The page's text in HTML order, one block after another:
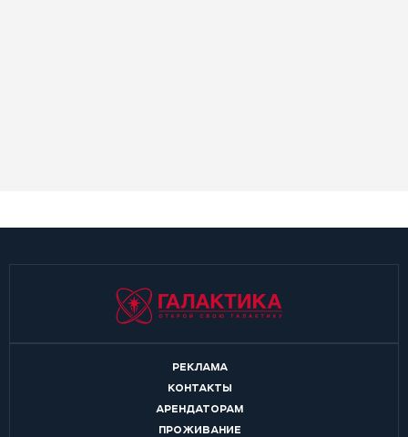
РЕКЛАМА
КОНТАКТЫ
АРЕНДАТОРАМ
ПРОЖИВАНИЕ